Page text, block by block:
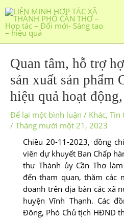
Quan tâm, hỗ trợ
sản xuất sản phẩm
hiệu quả hoạt
Để lại một bình luận / Khác, Tin
/ Tháng mười một 21, 2023
Chiều 20-11-2023, đồng
viên dự khuyết Ban Chấp
thư Thành ủy Cần Thơ
đến tham quan, thăm các
doanh trên địa bàn các xã
huyện Vĩnh Thạnh. Các
Ðông, Phó Chủ tịch HÐND